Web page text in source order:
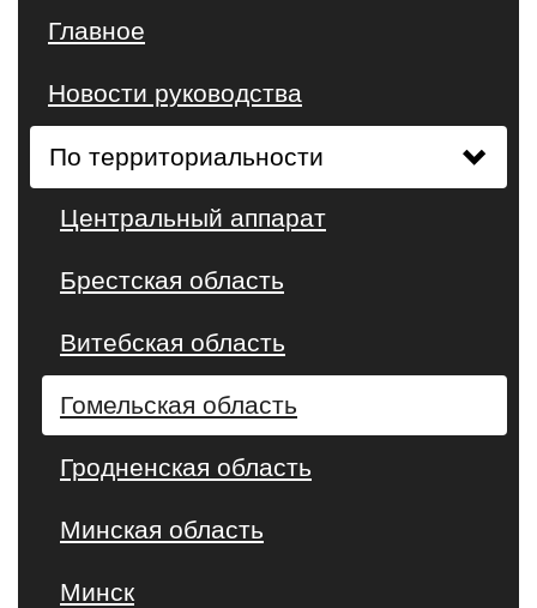
Главное
Новости руководства
По территориальности
Центральный аппарат
Брестская область
Витебская область
Гомельская область
Гродненская область
Минская область
Минск